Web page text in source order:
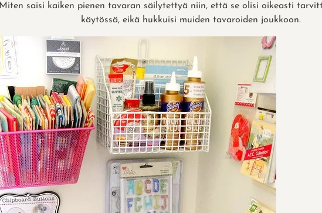
Miten saisi kaiken pienen tavaran säilytettyä niin, että se olisi oikeasti
käytössä, eikä hukkuisi muiden tavaroiden joukkoon.